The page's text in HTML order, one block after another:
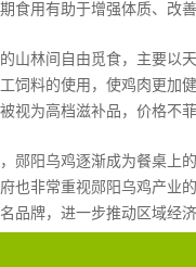
食用有助于增强体质、改善
山林间自由觅食，主要以
饲料的使用，使鸡肉更加
视为高档滋补品，价格不菲
郧阳乌鸡逐渐成为餐桌上
也非常重视郧阳乌鸡产业
品牌，进一步推动区域经济